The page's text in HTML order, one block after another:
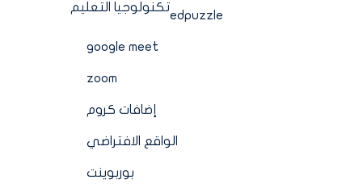
تكنولوجيا التعليم
edpuzzle
google meet
zoom
إضافات كروم
الواقع الافتراضي
بوربوينت